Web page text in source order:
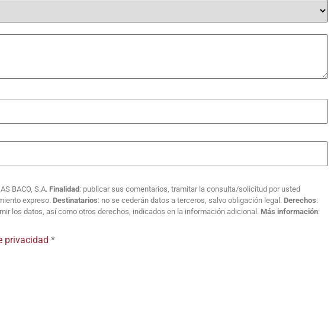
BACO, S.A. Finalidad : publicar sus comentarios, tramitar la consulta/solicitud por usted
expreso. Destinatarios: no se cederán datos a terceros, salvo obligación legal. Derechos:
los datos, así como otros derechos, indicados en la información adicional. Más información:
privacidad *